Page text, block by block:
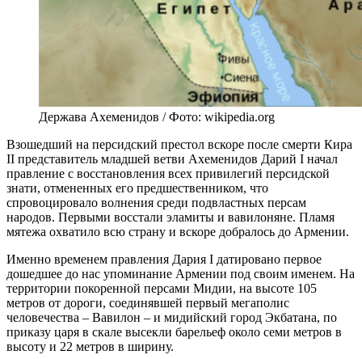
Держава Ахеменидов / Фото: wikipedia.org
Взошедший на персидский престол вскоре после смерти Кира
II представитель младшей ветви Ахеменидов Дарий I начал
правление с восстановления всех привилегий персидской
знати, отмененных его предшественником, что
спровоцировало волнения среди подвластных персам
народов. Первыми восстали эламиты и вавилоняне. Пламя
мятежа охватило всю страну и вскоре добралось до Армении.
Именно временем правления Дария I датировано первое
дошедшее до нас упоминание Армении под своим именем. На
территории покоренной персами Мидии, на высоте 105
метров от дороги, соединявшей первый мегаполис
человечества – Вавилон – и мидийский город Экбатана, по
приказу царя в скале высекли барельеф около семи метров в
высоту и 22 метров в ширину.